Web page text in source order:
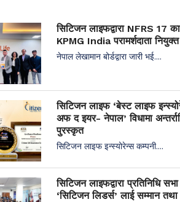
सिटिजन लाइफद्वारा NFRS 17
KPMG India परामर्शदाता नियुक्त
नेपाल लेखामान बोर्डद्वारा जारी भई....
सिटिजन लाइफ ‘बेस्ट लाइफ
अफ द इयर- नेपाल’ विधामा
पुरस्कृत
सिटिजन लाइफ इन्स्योरेन्स कम्पनी....
सिटिजन लाइफद्वारा प्रतिनिधि
‘सिटिजन लिडर्स’ लाई सम्मान